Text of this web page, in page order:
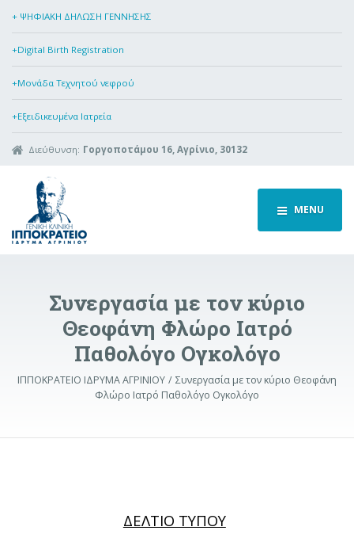
+ ΨΗΦΙΑΚΗ ΔΗΛΩΣΗ ΓΕΝΝΗΣΗΣ
+Digital Birth Registration
+Μονάδα Τεχνητού νεφρού
+Εξειδικευμένα Ιατρεία
Διεύθυνση: Γοργοποτάμου 16, Αγρίνιο, 30132
MENU
Συνεργασία με τον κύριο
Θεοφάνη Φλώρο Ιατρό
Παθολόγο Ογκολόγο
ΙΠΠΟΚΡΑΤΕΙΟ ΙΔΡΥΜΑ ΑΓΡΙΝΙΟΥ
Συνεργασία με τον κύριο Θεοφάνη
Φλώρο Ιατρό Παθολόγο Ογκολόγο
ΔΕΛΤΙΟ ΤΥΠΟΥ